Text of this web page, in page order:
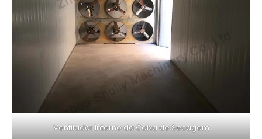
Ventilador Interno da Caixa de Secagem